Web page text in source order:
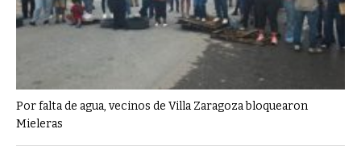
Por falta de agua, vecinos de Villa Zaragoza bloquearon
Mieleras